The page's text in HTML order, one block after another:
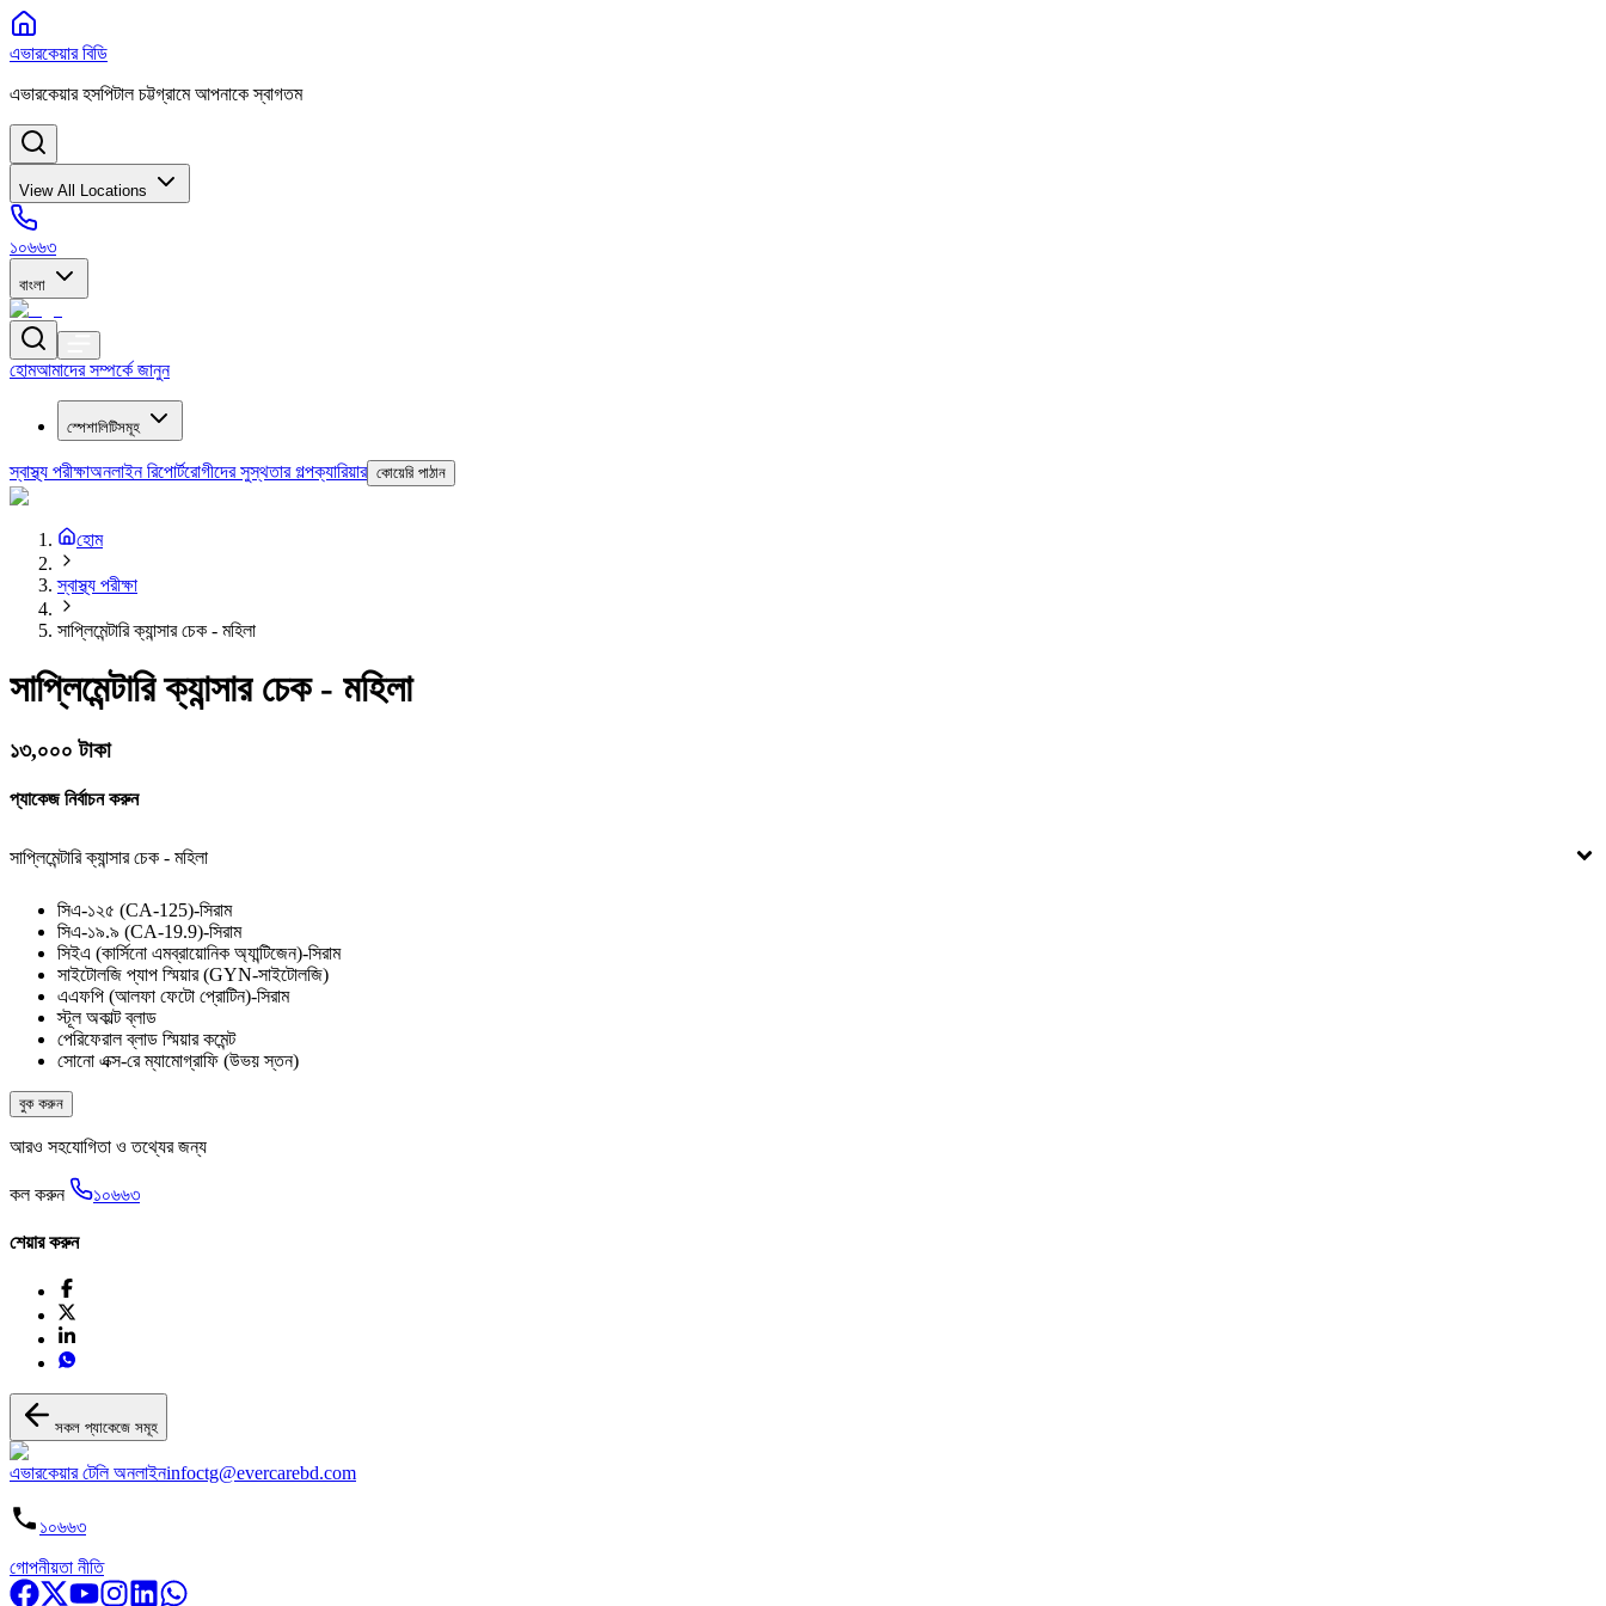
এভারকেয়ার বিডি
এভারকেয়ার হসপিটাল চট্টগ্রামে আপনাকে স্বাগতম
View All Locations
১০৬৬৩
বাংলা
হোমআমাদের সম্পর্কে জানুন
স্পেশালিটিসমূহ
স্বাস্থ্য পরীক্ষাঅনলাইন রিপোর্টরোগীদের সুস্থতার গল্পক্যারিয়ার কোয়েরি পাঠান
হোম
স্বাস্থ্য পরীক্ষা
সাপ্লিমেন্টারি ক্যান্সার চেক - মহিলা
সাপ্লিমেন্টারি ক্যান্সার চেক - মহিলা
১৩,০০০ টাকা
প্যাকেজ নির্বাচন করুন
সাপ্লিমেন্টারি ক্যান্সার চেক - মহিলা
সিএ-১২৫ (CA-125)-সিরাম
সিএ-১৯.৯ (CA-19.9)-সিরাম
সিইএ (কার্সিনো এমব্রায়োনিক অ্যান্টিজেন)-সিরাম
সাইটোলজি প্যাপ স্মিয়ার (GYN-সাইটোলজি)
এএফপি (আলফা ফেটো প্রোটিন)-সিরাম
স্টূল অকাল্ট ব্লাড
পেরিফেরাল ব্লাড স্মিয়ার কমেন্ট
সোনো এক্স-রে ম্যামোগ্রাফি (উভয় স্তন)
বুক করুন
আরও সহযোগিতা ও তথ্যের জন্য
কল করুন ১০৬৬৩
শেয়ার করুন
সকল প্যাকেজে সমূহ
এভারকেয়ার টেলি অনলাইনinfoctg@evercarebd.com
১০৬৬৩
গোপনীয়তা নীতি